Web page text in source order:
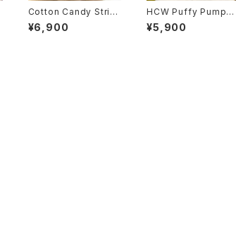
Cotton Candy Strip
Shirt
¥6,900
HCW Puffy Pumpkin
Pants - Regular Typ
e 3colors
¥5,900